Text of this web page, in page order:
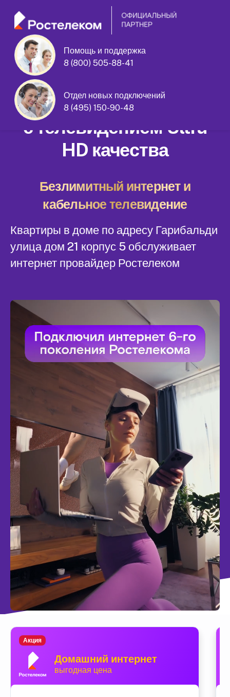
Помощь и поддержка
8 (800) 505-88-41
Отдел новых подключений
8 (495) 150-90-48
Гарибальди улица дом 21 корпус 5
Домашний интернет
с телевидением Ultra
HD качества
Безлимитный интернет и
кабельное телевидение
Квартиры в доме по адресу Гарибальди
улица дом 21 корпус 5 обслуживает
интернет провайдер Ростелеком
Домашний интернет
выгодная цена
Акция